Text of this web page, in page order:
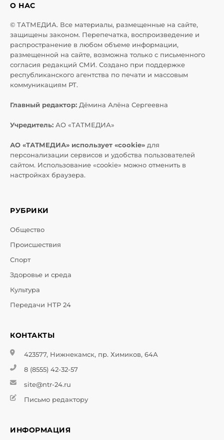
О НАС
© ТАТМЕДИА. Все материалы, размещенные на сайте,
защищены законом. Перепечатка, воспроизведение и
распространение в любом объеме информации,
размещенной на сайте, возможна только с письменного
согласия редакций СМИ. Создано при поддержке
республиканского агентства по печати и массовым
коммуникациям РТ.
Главный редактор: Дёмина Алёна Сергеевна
Учредитель: АО «ТАТМЕДИА»
АО «ТАТМЕДИА» использует «cookie» для
персонализации сервисов и удобства пользователей
сайтом. Использование «cookie» можно отменить в
настройках браузера.
РУБРИКИ
Общество
Происшествия
Спорт
Здоровье и среда
Культура
Передачи НТР 24
КОНТАКТЫ
423577, Нижнекамск, пр. Химиков, 64А
8 (8555) 42-32-57
site@ntr-24.ru
Письмо редактору
ИНФОРМАЦИЯ